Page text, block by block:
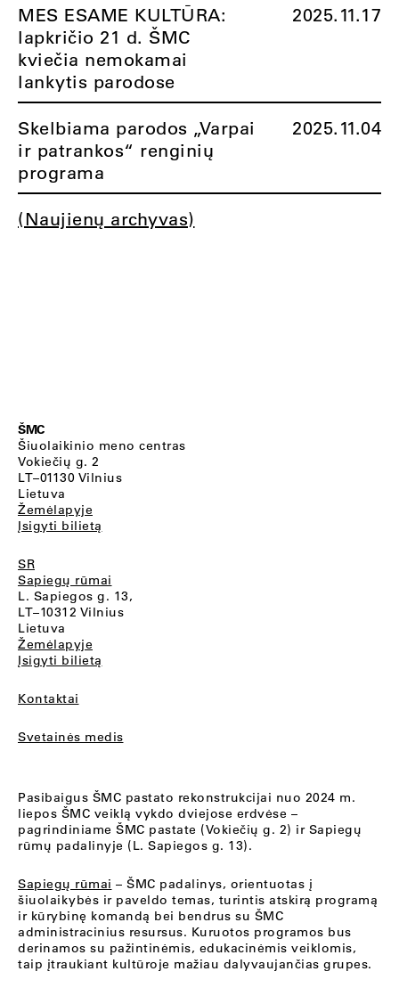
MES ESAME KULTŪRA:
lapkričio 21 d. ŠMC
kviečia nemokamai
lankytis parodose
2025.11.17
Skelbiama parodos „Varpai
ir patrankos“ renginių
programa
2025.11.04
(Naujienų archyvas)
ŠMC
Šiuolaikinio meno centras
Vokiečių g. 2
LT–01130 Vilnius
Lietuva
Žemėlapyje
Įsigyti bilietą
SR
Sapiegų rūmai
L. Sapiegos g. 13,
LT–10312 Vilnius
Lietuva
Žemėlapyje
Įsigyti bilietą
Kontaktai
Svetainės medis
Pasibaigus ŠMC pastato rekonstrukcijai nuo 2024 m.
liepos ŠMC veiklą vykdo dviejose erdvėse –
pagrindiniame ŠMC pastate (Vokiečių g. 2) ir Sapiegų
rūmų padalinyje (L. Sapiegos g. 13).
Sapiegų rūmai – ŠMC padalinys, orientuotas į
šiuolaikybės ir paveldo temas, turintis atskirą programą
ir kūrybinę komandą bei bendrus su ŠMC
administracinius resursus. Kuruotos programos bus
derinamos su pažintinėmis, edukacinėmis veiklomis,
taip įtraukiant kultūroje mažiau dalyvaujančias grupes.